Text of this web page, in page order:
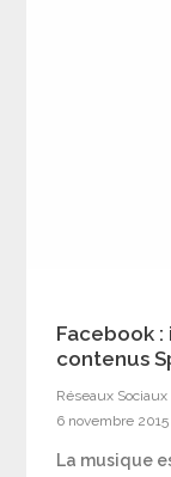
Facebook
contenus
Réseaux Sociaux
6 novembre 2015
La musique